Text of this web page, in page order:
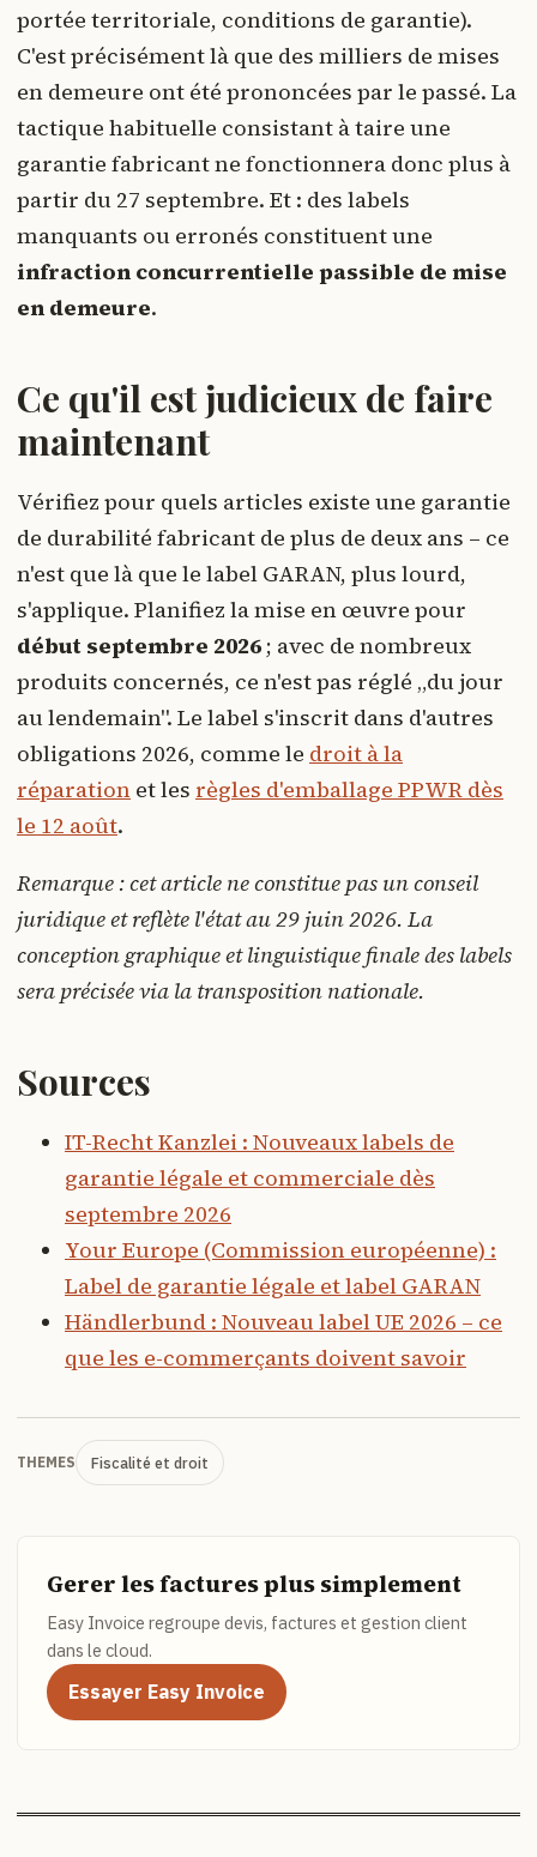
portée territoriale, conditions de garantie).
C'est précisément là que des milliers de mises
en demeure ont été prononcées par le passé. La
tactique habituelle consistant à taire une
garantie fabricant ne fonctionnera donc plus à
partir du 27 septembre. Et : des labels
manquants ou erronés constituent une
infraction concurrentielle passible de mise
en demeure.
Ce qu'il est judicieux de faire
maintenant
Vérifiez pour quels articles existe une garantie
de durabilité fabricant de plus de deux ans – ce
n'est que là que le label GARAN, plus lourd,
s'applique. Planifiez la mise en œuvre pour
début septembre 2026 ; avec de nombreux
produits concernés, ce n'est pas réglé „du jour
au lendemain". Le label s'inscrit dans d'autres
obligations 2026, comme le droit à la
réparation et les règles d'emballage PPWR dès
le 12 août.
Remarque : cet article ne constitue pas un conseil
juridique et reflète l'état au 29 juin 2026. La
conception graphique et linguistique finale des labels
sera précisée via la transposition nationale.
Sources
IT-Recht Kanzlei : Nouveaux labels de
garantie légale et commerciale dès
septembre 2026
Your Europe (Commission européenne) :
Label de garantie légale et label GARAN
Händlerbund : Nouveau label UE 2026 – ce
que les e-commerçants doivent savoir
THEMES Fiscalité et droit
Gerer les factures plus simplement
Easy Invoice regroupe devis, factures et gestion client
dans le cloud.
Essayer Easy Invoice